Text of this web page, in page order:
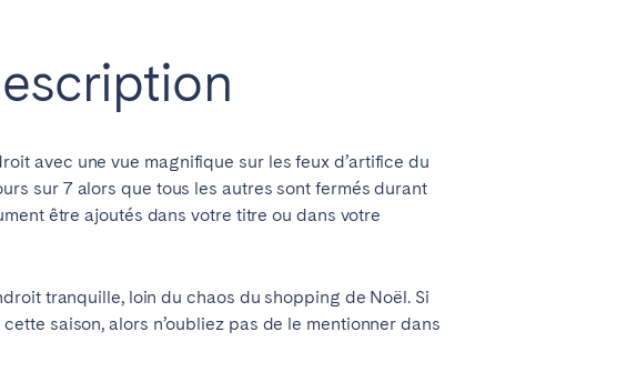
avec une vue magnifique sur les feux d’artifice du
sur 7 alors que tous les autres sont fermés durant
être ajoutés dans votre titre ou dans votre
tranquille, loin du chaos du shopping de Noël. Si
saison, alors n’oubliez pas de le mentionner dans
Londres